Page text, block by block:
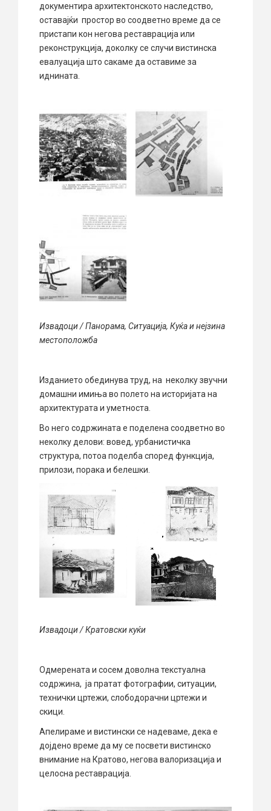
документира архитектонското наследство,
оставајќи простор во соодветно време да се
пристапи кон негова реставрација или
реконструкција, доколку се случи вистинска
евалуација што сакаме да оставиме за
иднината.
Извадоци / Панорама, Ситуација, Куќа и нејзина
местоположба
Изданието обединува труд, на неколку звучни
домашни имиња во полето на историјата на
архитектурата и уметноста.
Во него содржината е поделена соодветно во
неколку делови: вовед, урбанистичка
структура, потоа поделба според функција,
прилози, порака и белешки.
Извадоци / Кратовски куќи
Одмерената и сосем доволна текстуална
содржина, ја пратат фотографии, ситуации,
технички цртежи, слободорачни цртежи и
скици.
Апелираме и вистински се надеваме, дека е
дојдено време да му се посвети вистинско
внимание на Кратово, негова валоризација и
целосна реставрација.